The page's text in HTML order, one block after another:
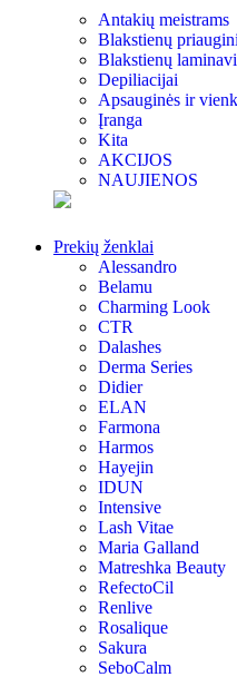
Antakių meistrams
Blakstienų
Blakstienų
Depiliacijai
Apsauginės ir
Įranga
Kita
AKCIJOS
NAUJIENOS
Prekių ženklai
Alessandro
Belamu
Charming Look
CTR
Dalashes
Derma Series
Didier
ELAN
Farmona
Harmos
Hayejin
IDUN
Intensive
Lash Vitae
Maria Galland
Matreshka Beauty
RefectoCil
Renlive
Rosalique
Sakura
SeboCalm